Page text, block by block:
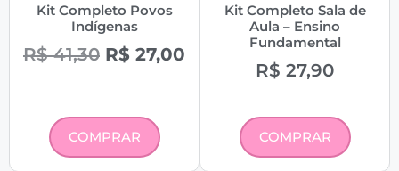
Kit Completo Povos
Indígenas
R$41,30 R$ 27,00
COMPRAR
Kit Completo Sala de
Aula – Ensino
Fundamental
R$ 27,90
COMPRAR